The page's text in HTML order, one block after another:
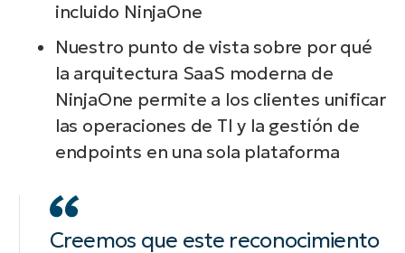
incluido NinjaOne
Nuestro punto de vista sobre por qué
la arquitectura SaaS moderna de
NinjaOne permite a los clientes unificar
las operaciones de TI y la gestión de
endpoints en una sola plataforma
Creemos que este reconocimiento